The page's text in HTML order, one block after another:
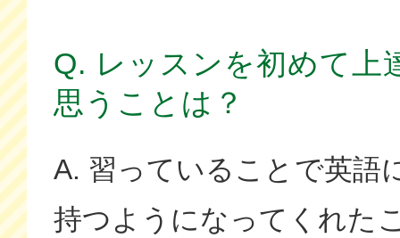
Q. レッスンを初めて上
思うことは？
A. 習っていることで英語
持つようになってくれた